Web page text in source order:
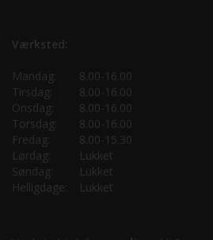
Værksted:
Mandag:
8.00-16.00
Tirsdag:
8.00-16.00
Onsdag:
8.00-16.00
Torsdag:
8.00-16.00
Fredag:
8.00-15.30
Lørdag:
Lukket
Søndag:
Lukket
Helligdage:
Lukket